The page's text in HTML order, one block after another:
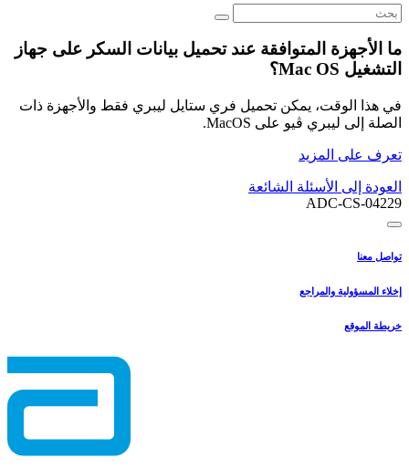
ما الأجهزة المتوافقة عند تحميل بيانات السكر على جهاز
التشغيل Mac OS؟
في هذا الوقت، يمكن تحميل فري ستايل ليبري فقط والأجهزة ذات
الصلة إلى ليبري ڤيو على MacOS.
تعرف على المزيد
العودة إلى الأسئلة الشائعة
ADC-CS-04229
تواصل معنا
إخلاء المسؤولية والمراجع
خريطة الموقع